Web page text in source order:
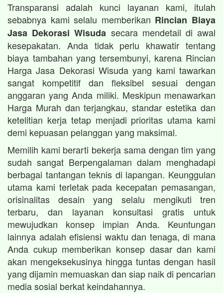
Transparansi adalah kunci layanan kami, itulah
sebabnya kami selalu memberikan Rincian Biaya
Jasa Dekorasi Wisuda secara mendetail di awal
kesepakatan. Anda tidak perlu khawatir tentang
biaya tambahan yang tersembunyi, karena Rincian
Harga Jasa Dekorasi Wisuda yang kami tawarkan
sangat kompetitif dan fleksibel sesuai dengan
anggaran yang Anda miliki. Meskipun menawarkan
Harga Murah dan terjangkau, standar estetika dan
ketelitian kerja tetap menjadi prioritas utama kami
demi kepuasan pelanggan yang maksimal.
Memilih kami berarti bekerja sama dengan tim yang
sudah sangat Berpengalaman dalam menghadapi
berbagai tantangan teknis di lapangan. Keunggulan
utama kami terletak pada kecepatan pemasangan,
orisinalitas desain yang selalu mengikuti tren
terbaru, dan layanan konsultasi gratis untuk
mewujudkan konsep impian Anda. Keuntungan
lainnya adalah efisiensi waktu dan tenaga, di mana
Anda cukup memberikan konsep dasar dan kami
akan mengeksekusinya hingga tuntas dengan hasil
yang dijamin memuaskan dan siap naik di pencarian
media sosial berkat keindahannya.